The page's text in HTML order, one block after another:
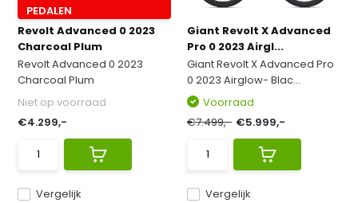
PEDALEN
Revolt Advanced 0 2023
Charcoal Plum
Revolt Advanced 0 2023
Charcoal Plum
Vergelijk
Niet op voorraad
€4.299,-
Giant Revolt X Advanced
Pro 0 2023 Airgl...
Giant Revolt X Advanced Pro
0 2023 Airglow- Blac...
Vergelijk
Voorraad
€7.499,- €5.999,-